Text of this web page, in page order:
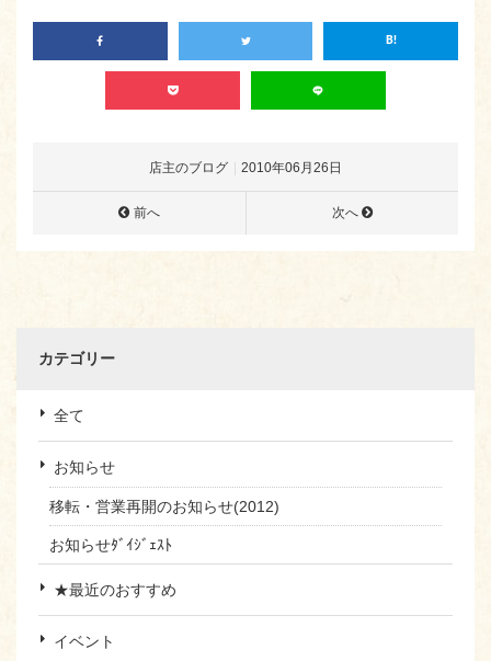
店主のブログ 2010年06月26日
前へ 次へ
カテゴリー
全て
お知らせ
移転・営業再開のお知らせ(2012)
お知らせﾀﾞｲｼﾞｪｽﾄ
★最近のおすすめ
イベント